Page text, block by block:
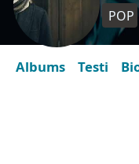
POP
Albums Testi